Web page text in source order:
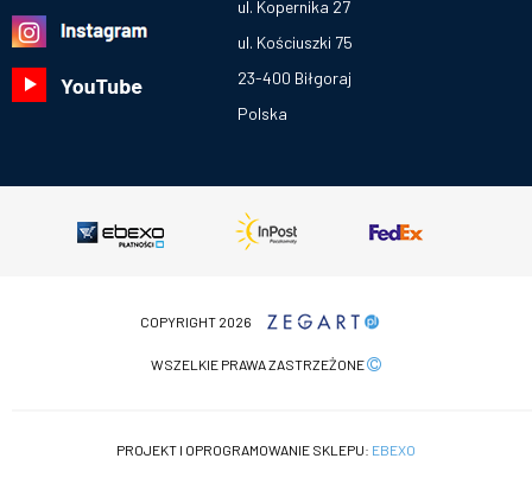
ul. Kopernika 27
ul. Kościuszki 75
23-400 Biłgoraj
Polska
COPYRIGHT 2026
WSZELKIE PRAWA ZASTRZEŻONE
PROJEKT I OPROGRAMOWANIE SKLEPU: EBEXO